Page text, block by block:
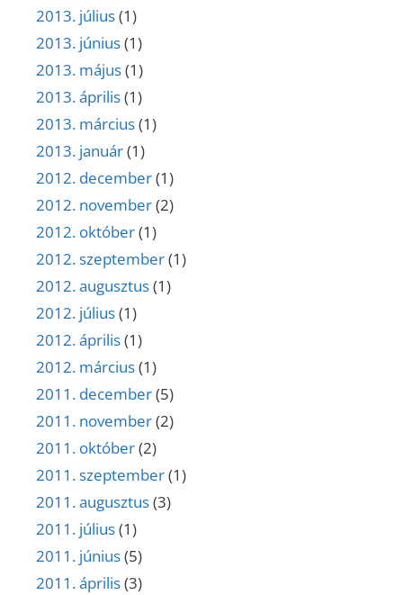
2013. július(1)
2013. június(1)
2013. május(1)
2013. április(1)
2013. március(1)
2013. január(1)
2012. december(1)
2012. november(2)
2012. október(1)
2012. szeptember(1)
2012. augusztus(1)
2012. július(1)
2012. április(1)
2012. március(1)
2011. december(5)
2011. november(2)
2011. október(2)
2011. szeptember(1)
2011. augusztus(3)
2011. július(1)
2011. június(5)
2011. április(3)